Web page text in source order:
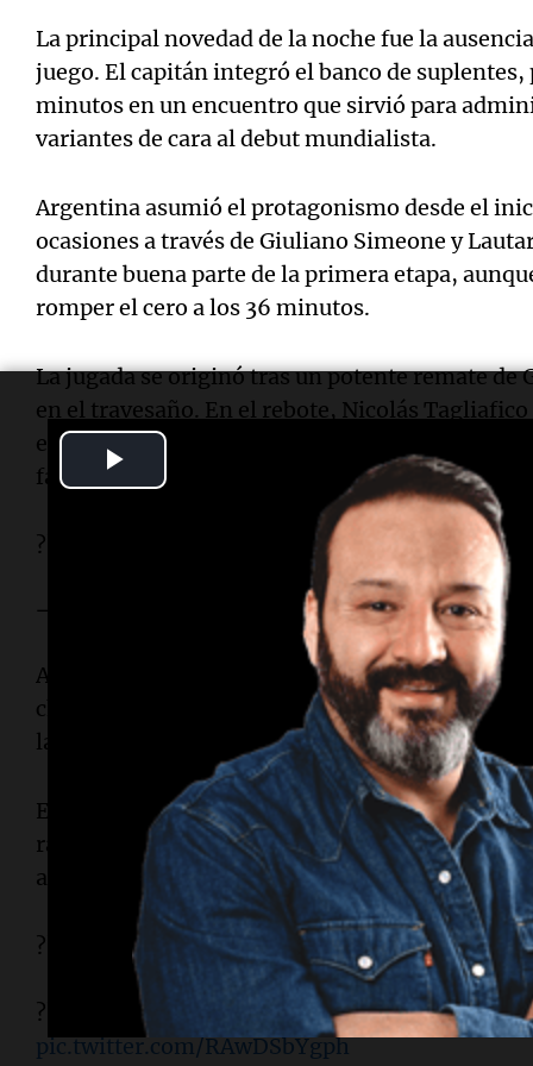
La principal novedad de la noche fue la
juego. El capitán integró el banco de
minutos en un encuentro que sirvió para
variantes de cara al debut mundialista.
Argentina asumió el protagonismo desde el
ocasiones a través de Giuliano Simeone y
durante buena parte de la primera etapa,
romper el cero a los 36 minutos.
La jugada se originó tras un potente remate de
en el travesaño. En el rebote, Nicolás
el árbitro sancionó penal. Lautaro Martínez se
falló para establecer el 1-0.
?? ¡Claro Toro! ??????
— ???? Selección Argentina ??? (@Argentina)June
Antes del descanso, Argentina pudo ampliar la
chilena de Lisandro Martínez que pasó a
las acciones más destacadas de la noche.
En el complemento, la Selección mantuvo el
rápidamente el segundo gol. A los 54 minutos,
asistió de taco a Giuliano Simeone, que definió
?? #SelecciónMayor
?? Trabajo en equipo para el segundo
pic.twitter.com/RAwDSbYgph